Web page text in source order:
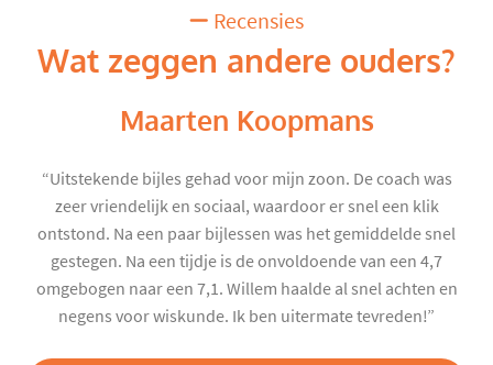
Recensies
Wat zeggen andere ouders?
Maarten Koopmans
“Uitstekende bijles gehad voor mijn zoon. De coach was
zeer vriendelijk en sociaal, waardoor er snel een klik
ontstond. Na een paar bijlessen was het gemiddelde snel
gestegen. Na een tijdje is de onvoldoende van een 4,7
omgebogen naar een 7,1. Willem haalde al snel achten en
negens voor wiskunde. Ik ben uitermate tevreden!”